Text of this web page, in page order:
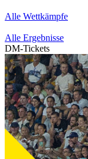
Alle Wettkämpfe
Alle Ergebnisse
DM-Tickets